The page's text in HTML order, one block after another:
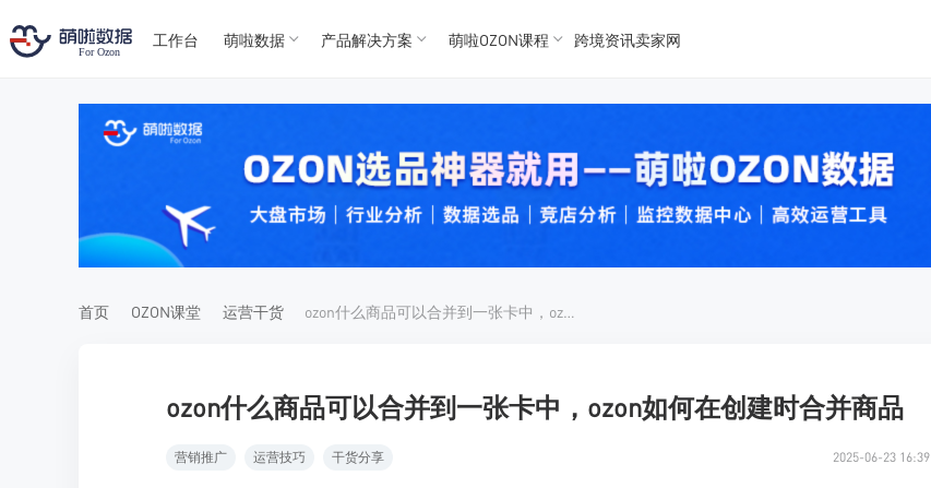
For Ozon
For OZon
TK数据
TK数据
工作台 萌啦数据 产品解决方案 萌啦OZON课程 跨境资讯卖家网
首页 OZON课堂 运营干货 ozon什么商品可以合并到一张卡中，ozon如何在创建时合并商品
ozon什么商品可以合并到一张卡中，ozon如何在创建时合并商品
营销推广 运营技巧 干货分享 2025-06-23 16:39